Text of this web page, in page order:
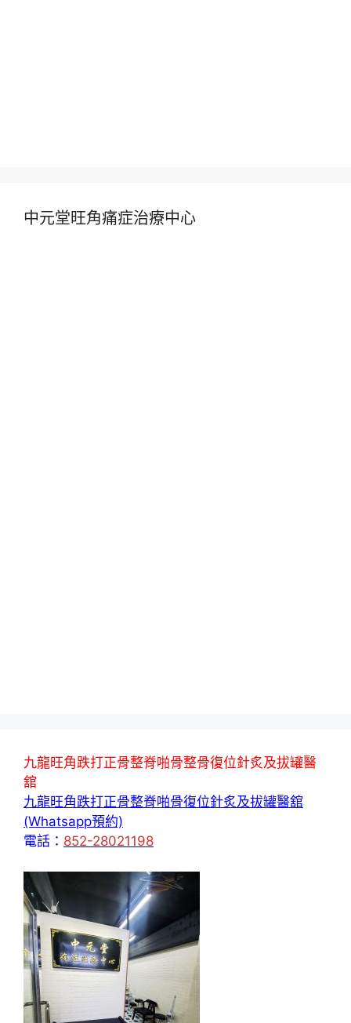
中元堂旺角痛症治療中心
九龍旺角跌打正骨整脊啪骨整骨復位針炙及拔罐醫
舘
九龍旺角跌打正骨整脊啪骨復位針炙及拔罐醫舘
(Whatsapp預約)
電話： 852-28021198